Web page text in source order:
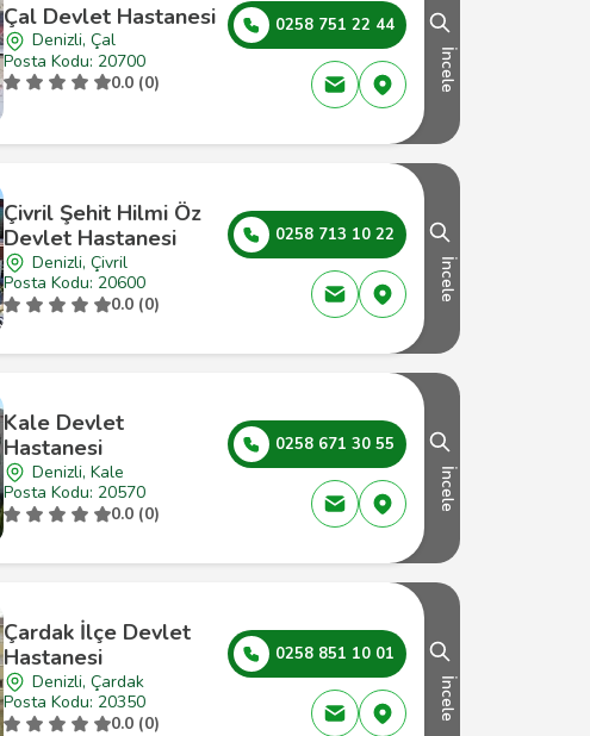
Çal Devlet Hastanesi
Denizli, Çal
Posta Kodu: 20700
0.0 (0)
0258 751 22 44
İncele
Çivril Şehit Hilmi Öz
Devlet Hastanesi
Denizli, Çivril
Posta Kodu: 20600
0.0 (0)
0258 713 10 22
İncele
Kale Devlet
Hastanesi
Denizli, Kale
Posta Kodu: 20570
0.0 (0)
0258 671 30 55
İncele
Çardak İlçe Devlet
Hastanesi
Denizli, Çardak
Posta Kodu: 20350
0.0 (0)
0258 851 10 01
İncele